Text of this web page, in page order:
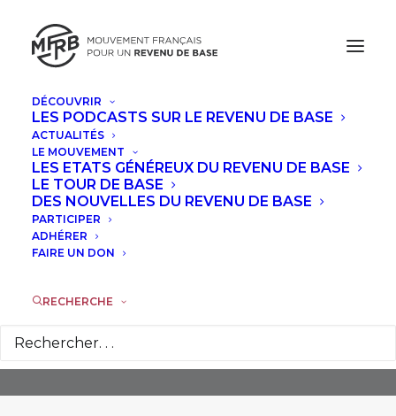
DÉCOUVRIR
LES PODCASTS SUR LE REVENU DE BASE
ACTUALITÉS
LE MOUVEMENT
LES ETATS GÉNÉREUX DU REVENU DE BASE
LE TOUR DE BASE
DES NOUVELLES DU REVENU DE BASE
PARTICIPER
ADHÉRER
FAIRE UN DON
RECHERCHE
Agence Nouvelle Des
Solidarités Actives (ANSA)